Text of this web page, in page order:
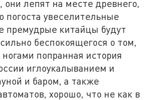
они лепят на месте древнего,
погоста увеселительные
премудрые китайцы будут
беспокоящегося о том,
попранная история
иглоукалыванием и
и баром, а также
хорошо, что не как в